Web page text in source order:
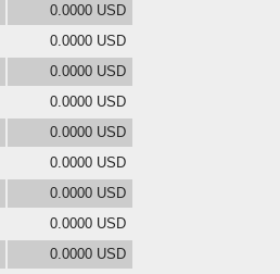
0.0000 USD
0.0000 USD
0.0000 USD
0.0000 USD
0.0000 USD
0.0000 USD
0.0000 USD
0.0000 USD
0.0000 USD